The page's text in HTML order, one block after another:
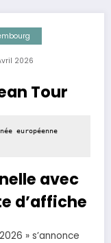
2026
Tour
européenne
avec
d’affiche
» s’annonce